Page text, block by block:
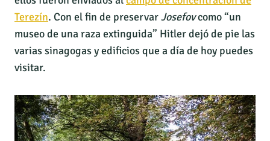
Terezín. Con el fin de preservarJosefovcomo “un
museo de una raza extinguida” Hitler dejó de pie las
varias sinagogas y edificios que a día de hoy puedes
visitar.